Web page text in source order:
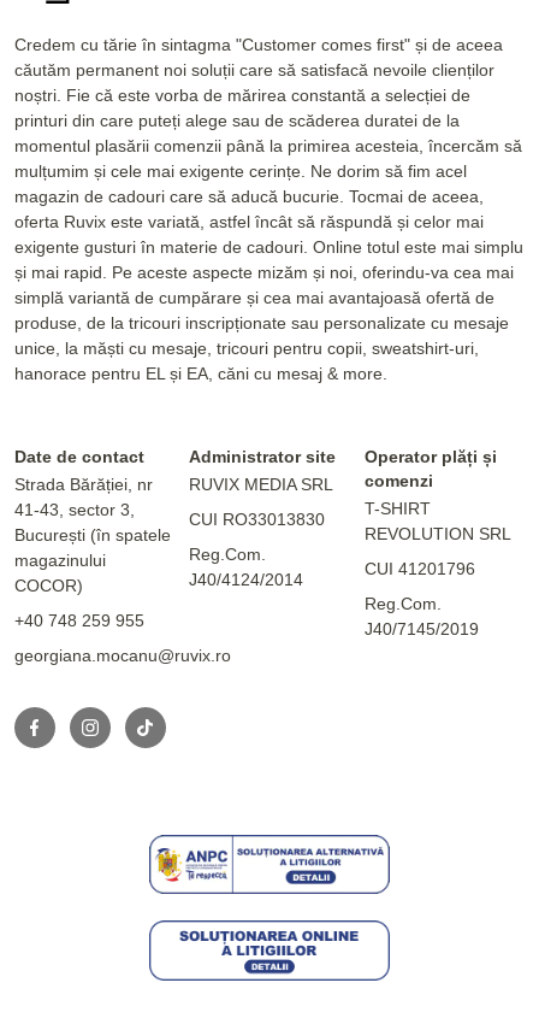
Credem cu tărie în sintagma "Customer comes first" și de aceea
căutăm permanent noi soluții care să satisfacă nevoile clienților
noștri. Fie că este vorba de mărirea constantă a selecției de
printuri din care puteți alege sau de scăderea duratei de la
momentul plasării comenzii până la primirea acesteia, încercăm să
mulțumim și cele mai exigente cerințe. Ne dorim să fim acel
magazin de cadouri care să aducă bucurie. Tocmai de aceea,
oferta Ruvix este variată, astfel încât să răspundă și celor mai
exigente gusturi în materie de cadouri. Online totul este mai simplu
și mai rapid. Pe aceste aspecte mizăm și noi, oferindu-va cea mai
simplă variantă de cumpărare și cea mai avantajoasă ofertă de
produse, de la tricouri inscripționate sau personalizate cu mesaje
unice, la măști cu mesaje, tricouri pentru copii, sweatshirt-uri,
hanorace pentru EL și EA, căni cu mesaj & more.
Date de contact
Strada Bărăției, nr
41-43, sector 3,
București (în spatele
magazinului
COCOR)
+40 748 259 955
georgiana.mocanu@ruvix.ro
Administrator site
RUVIX MEDIA SRL
CUI RO33013830
Reg.Com.
J40/4124/2014
Operator plăți și
comenzi
T-SHIRT
REVOLUTION SRL
CUI 41201796
Reg.Com.
J40/7145/2019